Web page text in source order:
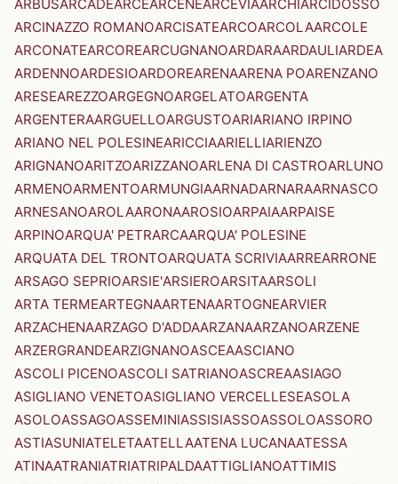
ARBUSARCADEARCEARCENEARCEVIAARCHIARCIDOSSO
ARCINAZZO ROMANOARCISATEARCOARCOLAARCOLE
ARCONATEARCOREARCUGNANOARDARAARDAULIARDEA
ARDENNOARDESIOARDOREARENAARENA POARENZANO
ARESEAREZZOARGEGNOARGELATOARGENTA
ARGENTERAARGUELLOARGUSTOARIARIANO IRPINO
ARIANO NEL POLESINEARICCIAARIELLIARIENZO
ARIGNANOARITZOARIZZANOARLENA DI CASTROARLUNO
ARMENOARMENTOARMUNGIAARNADARNARAARNASCO
ARNESANOAROLAARONAAROSIOARPAIAARPAISE
ARPINOARQUA' PETRARCAARQUA' POLESINE
ARQUATA DEL TRONTOARQUATA SCRIVIAARREARRONE
ARSAGO SEPRIOARSIE'ARSIEROARSITAARSOLI
ARTA TERMEARTEGNAARTENAARTOGNEARVIER
ARZACHENAARZAGO D'ADDAARZANAARZANOARZENE
ARZERGRANDEARZIGNANOASCEAASCIANO
ASCOLI PICENOASCOLI SATRIANOASCREAASIAGO
ASIGLIANO VENETOASIGLIANO VERCELLESEASOLA
ASOLOASSAGOASSEMINIASSISIASSOASSOLOASSORO
ASTIASUNIATELETAATELLAATENA LUCANAATESSA
ATINAATRANIATRIATRIPALDAATTIGLIANOATTIMIS